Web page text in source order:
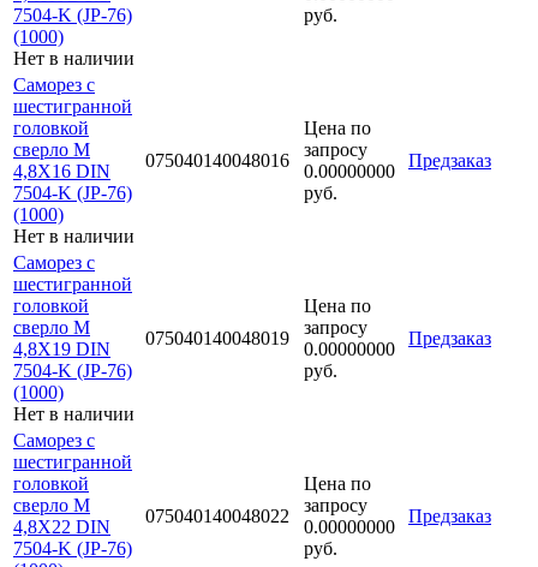
7504-K (JP-76)
(1000)
Нет в наличии
руб.
Саморез с
шестигранной
головкой
сверло М
4,8Х16 DIN
7504-K (JP-76)
(1000)
Нет в наличии
075040140048016
Цена по
запросу
0.00000000
руб.
Предзаказ
Саморез с
шестигранной
головкой
сверло М
4,8Х19 DIN
7504-K (JP-76)
(1000)
Нет в наличии
075040140048019
Цена по
запросу
0.00000000
руб.
Предзаказ
Саморез с
шестигранной
головкой
сверло М
4,8Х22 DIN
7504-K (JP-76)
075040140048022
Цена по
запросу
0.00000000
руб.
Предзаказ